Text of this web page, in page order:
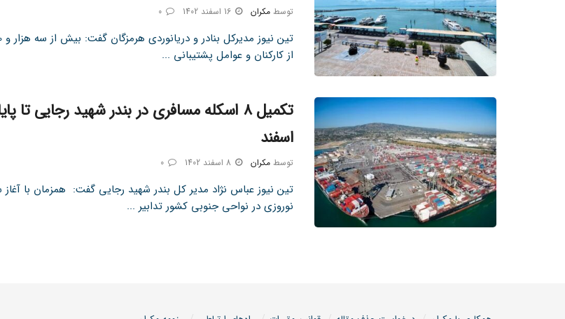
توسط مکران 16 اسفند 1402 0
از کارکنان و عوامل پشتیبانی ...
تکمیل ۸ اسکله مسافری در بندر شهید رجایی تا
اسفند
توسط مکران 8 اسفند 1402 0
تین نیوز عباس نژاد مدیر کل بندر شهید رجایی گفت: همزمان با
نوروزی در نواحی جنوبی کشور تدابیر ...